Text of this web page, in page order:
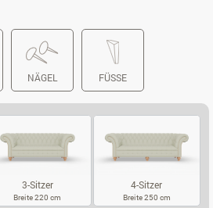
NÄGEL FÜSSE
3-Sitzer
Breite 220 cm
4-Sitzer
Breite 250 cm